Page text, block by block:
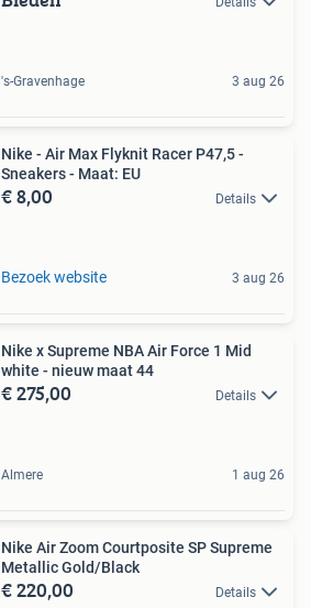
's-Gravenhage 3 aug 26
Nike - Air Max Flyknit Racer P47,5 -
Sneakers - Maat: EU
€ 8,00 Details
Bezoek website 3 aug 26
Nike x Supreme NBA Air Force 1 Mid
white - nieuw maat 44
€ 275,00 Details
Almere 1 aug 26
Nike Air Zoom Courtposite SP Supreme
Metallic Gold/Black
€ 220,00 Details